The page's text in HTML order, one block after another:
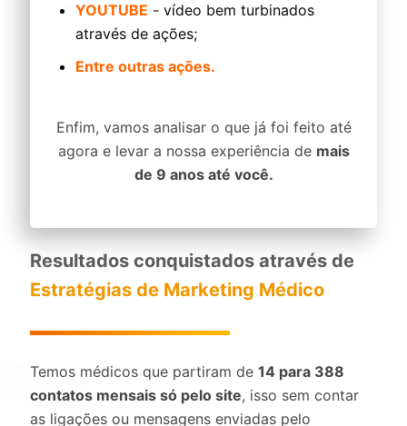
YOUTUBE - vídeo bem turbinados
através de ações;
Entre outras ações.
Enfim, vamos analisar o que já foi feito até
agora e levar a nossa experiência de mais
de 9 anos até você.
Resultados conquistados através de
Estratégias de Marketing Médico
Temos médicos que partiram de 14 para 388
contatos mensais só pelo site, isso sem contar
as ligações ou mensagens enviadas pelo